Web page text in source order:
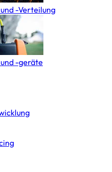
-Verteilung
-geräte